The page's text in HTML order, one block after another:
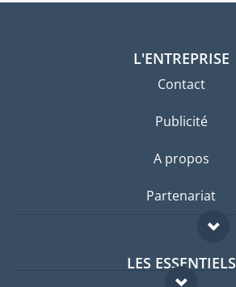
L'ENTREPRISE
Contact
Publicité
A propos
Partenariat
LES ESSENTIELS